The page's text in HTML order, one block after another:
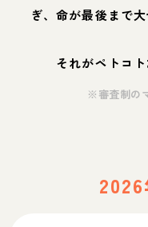
ぎ、命が最後まで
それがペトコ
※審査制の